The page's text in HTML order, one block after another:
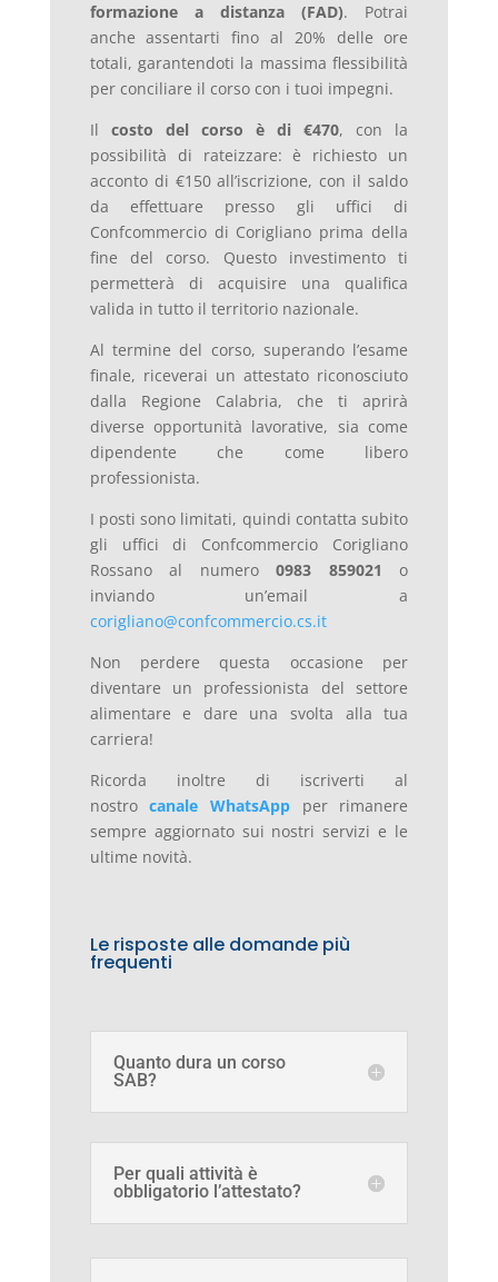
formazione a distanza (FAD). Potrai
anche assentarti fino al 20% delle ore
totali, garantendoti la massima flessibilità
per conciliare il corso con i tuoi impegni.
Il costo del corso è di €470, con la
possibilità di rateizzare: è richiesto un
acconto di €150 all’iscrizione, con il saldo
da effettuare presso gli uffici di
Confcommercio di Corigliano prima della
fine del corso. Questo investimento ti
permetterà di acquisire una qualifica
valida in tutto il territorio nazionale.
Al termine del corso, superando l’esame
finale, riceverai un attestato riconosciuto
dalla Regione Calabria, che ti aprirà
diverse opportunità lavorative, sia come
dipendente che come libero
professionista.
I posti sono limitati, quindi contatta subito
gli uffici di Confcommercio Corigliano
Rossano al numero0983 859021 o
inviando un’email a
corigliano@confcommercio.cs.it
Non perdere questa occasione per
diventare un professionista del settore
alimentare e dare una svolta alla tua
carriera!
Ricorda inoltre di iscriverti al
nostrocanale WhatsApp per rimanere
sempre aggiornato sui nostri servizi e le
ultime novità.
Le risposte alle domande più
frequenti
Quanto dura un corso
SAB?
Per quali attività è
obbligatorio l’attestato?